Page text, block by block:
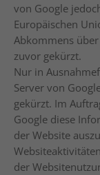
von Google
Europäischen
Abkommens
zuvor gekürzt.
Nur in
Server von
gekürzt. Im
Google diese
der Website
der